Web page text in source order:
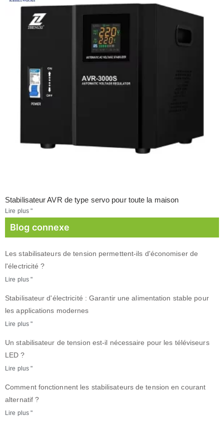
Stabilisateur AVR de type servo pour toute la maison
Lire plus "
Blog connexe
Les stabilisateurs de tension permettent-ils d'économiser de
l'électricité ?
Lire plus "
Stabilisateur d'électricité : Garantir une alimentation stable pour
les applications modernes
Lire plus "
Un stabilisateur de tension est-il nécessaire pour les téléviseurs
LED ?
Lire plus "
Comment fonctionnent les stabilisateurs de tension en courant
alternatif ?
Lire plus "